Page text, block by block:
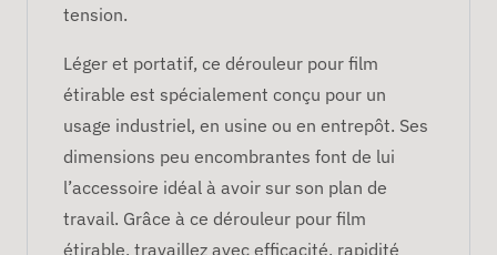
tension.
Léger et portatif, ce dérouleur pour film
étirable est spécialement conçu pour un
usage industriel, en usine ou en entrepôt. Ses
dimensions peu encombrantes font de lui
l’accessoire idéal à avoir sur son plan de
travail. Grâce à ce dérouleur pour film
étirable, travaillez avec efficacité, rapidité